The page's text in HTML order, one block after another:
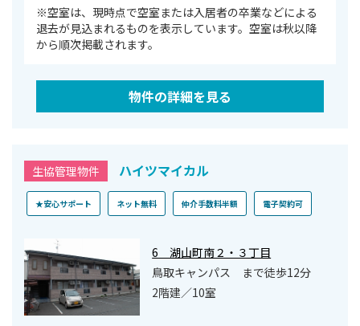
※空室は、現時点で空室または⼊居者の卒業などによる
退去が⾒込まれるものを表⽰しています。空室は秋以降
から順次掲載されます。
物件の詳細を見る
生協管理物件 ハイツマイカル
★安心サポート ネット無料 仲介手数料半額 電子契約可
6 湖山町南２・３丁目
鳥取キャンパス まで徒歩12分
2階建／10室